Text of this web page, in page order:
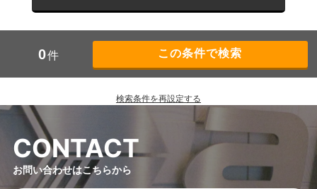
0件
検索条件を再設定する
CONTACT
お問い合わせはこちらから